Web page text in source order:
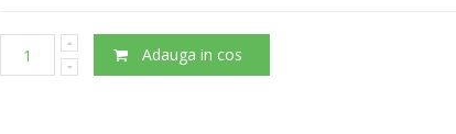
Adauga in cos